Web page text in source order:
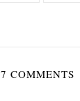
7 COMMENTS